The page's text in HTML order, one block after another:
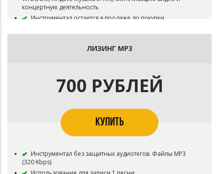
концертную деятельность
Инструментал остается в продаже до покупки
Приобретая данный тип лицензии Вы соглашаетесь с
условиями пользования
ЛИЗИНГ MP3
700 РУБЛЕЙ
КУПИТЬ
Инструментал без защитных аудиотегов. Файлы MP3
(320 Kbps)